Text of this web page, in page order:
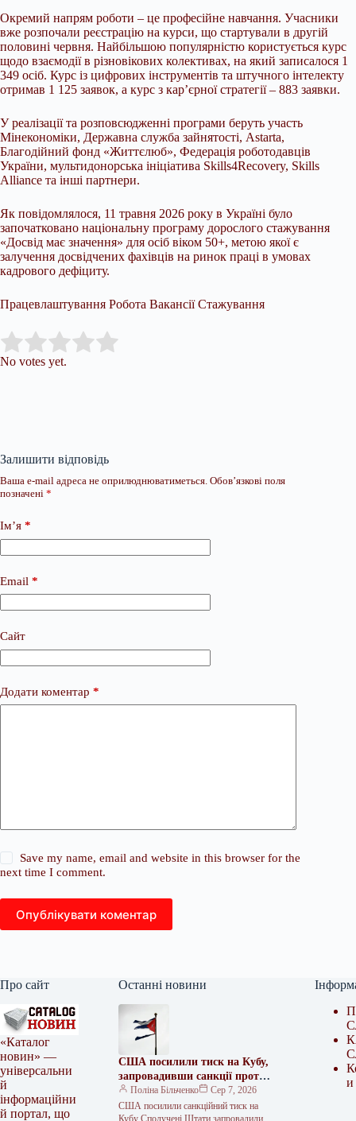
Окремий напрям роботи – це професійне навчання. Учасники
вже розпочали реєстрацію на курси, що стартували в другій
половині червня. Найбільшою популярністю користується курс
щодо взаємодії в різновікових колективах, на який записалося 1
349 осіб. Курс із цифрових інструментів та штучного інтелекту
отримав 1 125 заявок, а курс з кар’єрної стратегії – 883 заявки.
У реалізації та розповсюдженні програми беруть участь
Мінекономіки, Державна служба зайнятості, Astarta,
Благодійний фонд «Життєлюб», Федерація роботодавців
України, мультидонорська ініціатива Skills4Recovery, Skills
Alliance та інші партнери.
Як повідомлялося, 11 травня 2026 року в Україні було
започатковано національну програму дорослого стажування
«Досвід має значення» для осіб віком 50+, метою якої є
залучення досвідчених фахівців на ринок праці в умовах
кадрового дефіциту.
Працевлаштування Робота Вакансії Стажування
Rate this item:
No votes yet.
Залишити відповідь
Ваша e-mail адреса не оприлюднюватиметься. Обов’язкові поля
позначені *
Ім’я *
Email *
Сайт
Додати коментар *
Save my name, email and website in this browser for the
next time I comment.
Опублікувати коментар
Про сайт
«Каталог
новин» —
універсальни
й
інформаційни
й портал, що
Останні новини
США посилили тиск на Кубу,
запровадивши санкції проти
фігурантів збройних
закупівель
Поліна Більченко
Сер 7, 2026
США посилили санкційний тиск на
Кубу Сполучені Штати запровадили
и